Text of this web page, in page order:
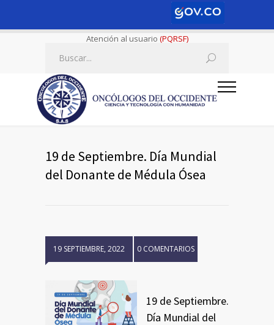
Atención al usuario (PQRSF)
19 de Septiembre. Día Mundial
del Donante de Médula Ósea
19 SEPTIEMBRE, 2022 0 COMENTARIOS
19 de Septiembre.
Día Mundial del